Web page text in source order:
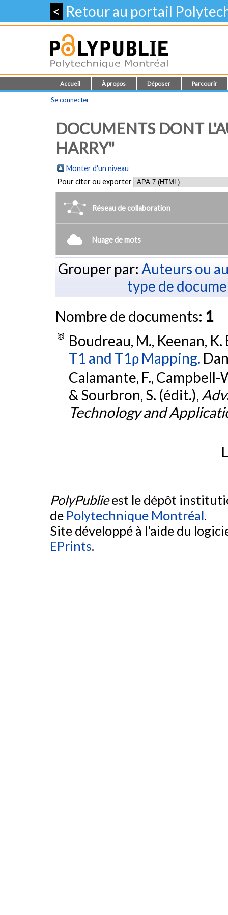
< Retour au portail
Accueil À propos Déposer Parcourir
Se connecter
DOCUMENTS DONT
HARRY"
Monter d'un niveau
Pour citer ou exporter
Réseau de collaboration
Nuage de mots
Grouper par: Auteurs ou
type de
Nombre de documents: 1
Boudreau, M., Keenan,
T1 and T1ρ Mapping.
Calamante, F., Campbell-
& Sourbron, S. (édit.),
Technology and
PolyPublieest le dépôt
de Polytechnique Montréal.
Site développé à l'aide du
EPrints.